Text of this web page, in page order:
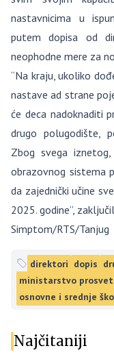
nastavnicima u
putem dopisa od
neophodne mere za
“Na kraju, ukoliko
nastave ad strane
će deca nadoknaditi
drugo polugodište,
Zbog svega
obrazovnog sistema
da zajednički učine
2025. godine”,
Simptom/RTS/Tanjug
direktori dopis
ministarstvo
osnovne i srednje
Najčitaniji